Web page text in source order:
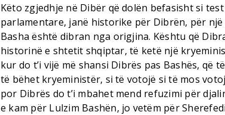
Këto zgjedhje në Dibër që dolën befasisht si
parlamentare, janë historike për Dibrën, për
Basha është dibran nga origjina. Kështu që
historinë e shtetit shqiptar, të ketë një
kur do t’i vijë më shansi Dibrës pas Bashës, që
të bëhet kryeministër, si të votojë si të mos
por Dibrës do t’i mbahet mend refuzimi për
e kam për Lulzim Bashën, jo vetëm për